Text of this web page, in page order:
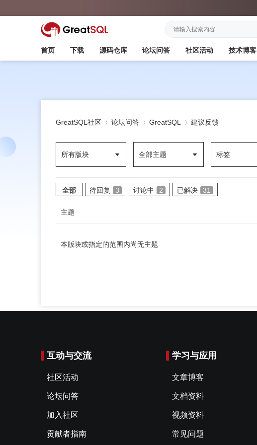
首页 下载 源码仓库 论坛问答 社区活动 技术博客
GreatSQL社区
»
论坛问答
›
GreatSQL
›
建议反馈
所有版块 全部主题 标签
全部 待回复 3 讨论中 2 已解决 31
主题
本版块或指定的范围内尚无主题
互动与交流
社区活动
论坛问答
加入社区
贡献者指南
学习与应用
文章博客
文档资料
视频资料
常见问题